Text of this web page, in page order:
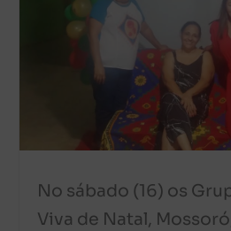
No sábado (16) os
Viva de Natal,